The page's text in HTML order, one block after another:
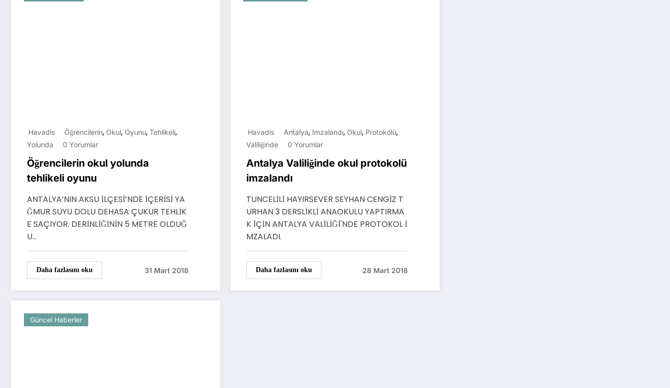
Havadis Öğrencilerin, Okul, Oyunu, Tehlikeli,
Yolunda 0 Yorumlar
Öğrencilerin okul yolunda
tehlikeli oyunu
ANTALYA’NIN AKSU İLÇESİ’NDE İÇERİSİ YA
ĞMUR SUYU DOLU DEHASA ÇUKUR TEHLİK
E SAÇIYOR. DERİNLİĞİNİN 5 METRE OLDUĞ
U…
Daha fazlasını oku 31 Mart 2018
Havadis Antalya, Imzalandı, Okul, Protokolü,
Valiliğinde 0 Yorumlar
Antalya Valiliğinde okul protokolü
imzalandı
TUNCELİLİ HAYIRSEVER SEYHAN CENGİZ T
URHAN 3 DERSLİKLİ ANAOKULU YAPTIRMA
K İÇİN ANTALYA VALİLİĞİ'NDE PROTOKOL İ
MZALADI.
Daha fazlasını oku 28 Mart 2018
Güncel Haberler